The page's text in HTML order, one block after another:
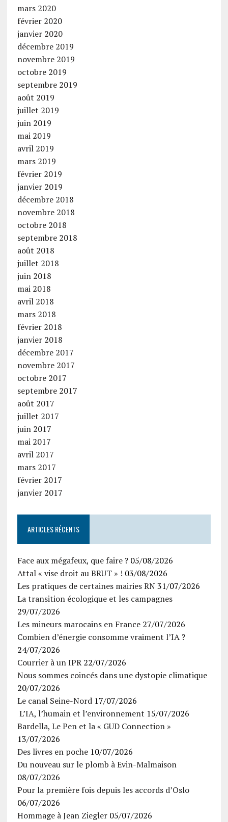
mars 2020
février 2020
janvier 2020
décembre 2019
novembre 2019
octobre 2019
septembre 2019
août 2019
juillet 2019
juin 2019
mai 2019
avril 2019
mars 2019
février 2019
janvier 2019
décembre 2018
novembre 2018
octobre 2018
septembre 2018
août 2018
juillet 2018
juin 2018
mai 2018
avril 2018
mars 2018
février 2018
janvier 2018
décembre 2017
novembre 2017
octobre 2017
septembre 2017
août 2017
juillet 2017
juin 2017
mai 2017
avril 2017
mars 2017
février 2017
janvier 2017
ARTICLES RÉCENTS
Face aux mégafeux, que faire ? 05/08/2026
Attal « vise droit au BRUT » ! 03/08/2026
Les pratiques de certaines mairies RN 31/07/2026
La transition écologique et les campagnes
29/07/2026
Les mineurs marocains en France 27/07/2026
Combien d’énergie consomme vraiment l’IA ?
24/07/2026
Courrier à un IPR 22/07/2026
Nous sommes coincés dans une dystopie climatique
20/07/2026
Le canal Seine-Nord 17/07/2026
L’IA, l’humain et l’environnement 15/07/2026
Bardella, Le Pen et la « GUD Connection »
13/07/2026
Des livres en poche 10/07/2026
Du nouveau sur le plomb à Evin-Malmaison
08/07/2026
Pour la première fois depuis les accords d’Oslo
06/07/2026
Hommage à Jean Ziegler 05/07/2026